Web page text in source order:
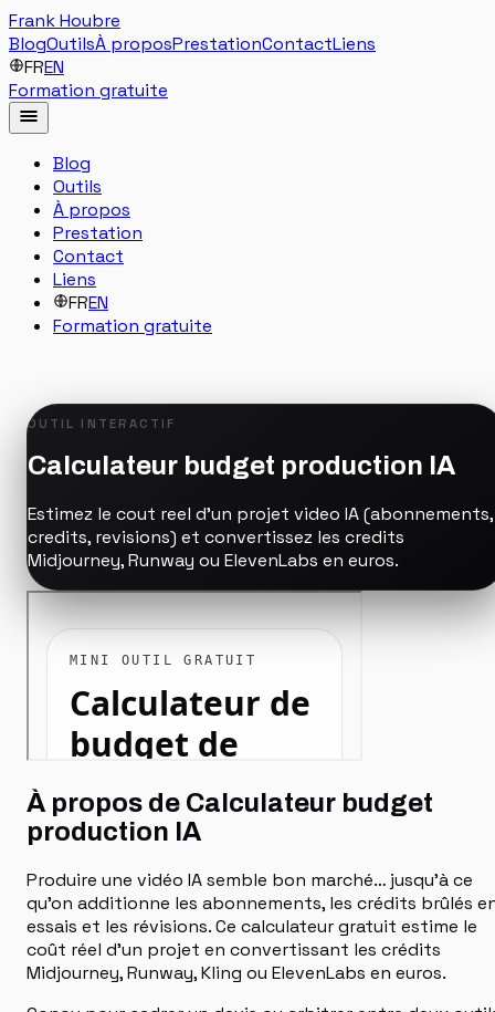
Frank Houbre
BlogOutilsÀ proposPrestationContactLiens
FREN
Formation gratuite
Blog
Outils
À propos
Prestation
Contact
Liens
FREN
Formation gratuite
OUTIL INTERACTIF
Calculateur budget production IA
Estimez le cout reel d'un projet video IA (abonnements,
credits, revisions) et convertissez les credits
Midjourney, Runway ou ElevenLabs en euros.
À propos de Calculateur budget
production IA
Produire une vidéo IA semble bon marché… jusqu'à ce
qu'on additionne les abonnements, les crédits brûlés
essais et les révisions. Ce calculateur gratuit estime le
coût réel d'un projet en convertissant les crédits
Midjourney, Runway, Kling ou ElevenLabs en euros.